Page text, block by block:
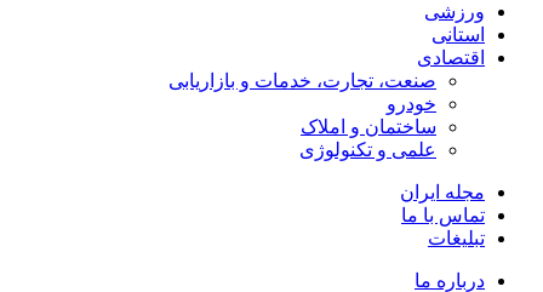
ورزشی
استانی
اقتصادی
صنعت، تجارت، خدمات و بازاریابی
خودرو
ساختمان و املاک
علمی و تکنولوژی
مجله ایران
تماس با ما
تبلیغات
درباره ما